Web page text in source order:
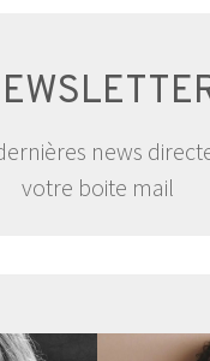
news
votre boite mail